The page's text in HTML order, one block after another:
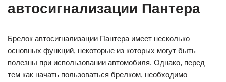
автосигнализации Пантера
Брелок автосигнализации Пантера имеет несколько
основных функций, некоторые из которых могут быть
полезны при использовании автомобиля. Однако, перед
тем как начать пользоваться брелком, необходимо